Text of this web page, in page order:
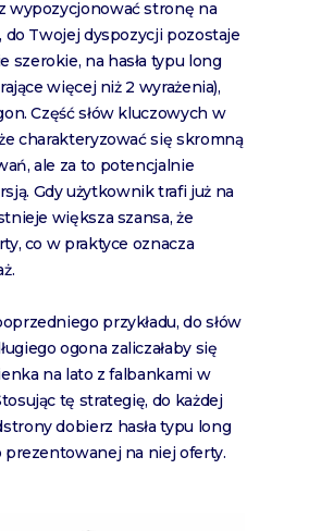
wypozycjonować stronę na
do Twojej dyspozycji pozostaje
szerokie, na hasła typu long
więcej niż 2 wyrażenia),
Część słów kluczowych w
charakteryzować się skromną
ale za to potencjalnie
Gdy użytkownik trafi już na
większa szansa, że
co w praktyce oznacza
przykładu, do słów
ogona zaliczałaby się
na lato z falbankami w
tę strategię, do każdej
dobierz hasła typu long
prezentowanej na niej oferty.